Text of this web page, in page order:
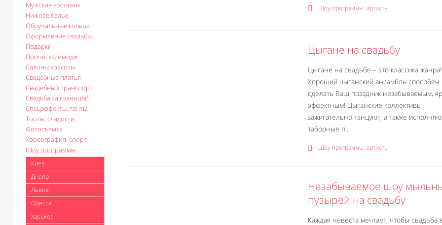
Мужские костюмы
Нижнее белье
Обручальные кольца
Оформление свадьбы
Подарки
Прическа, имидж
Салоны красоты
Свадебные платья
Свадебный транспорт
Свадьба за границей
Спецэффекты, тенты
Торты, сладости
Фотосъемка
Хореография, спорт
Шоу программы
Киев
Днепр
Львов
Одесса
Харьков
Шоу программы, артисты
Цыгане на свадьбу
Цыгане на свадьбе – это классика жанра!
Хороший цыганский ансамбль способен
сделать Ваш праздник незабываемым,
эффектным! Цыганские коллективы
зажигательно танцуют, а также
таборные п...
Шоу программы, артисты
Незабываемое шоу
пузырей на свадьбу
Каждая невеста мечтает, чтобы свадьба